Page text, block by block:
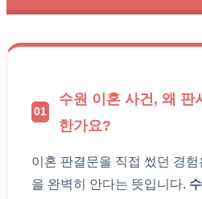
01
수원 이혼 사건, 왜 판
한가요?
이혼 판결문을 직접 썼던 경
을 완벽히 안다는 뜻입니다.